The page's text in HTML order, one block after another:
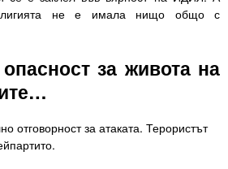
не е имала нищо общо с
за живота на
за атаката. Терористът